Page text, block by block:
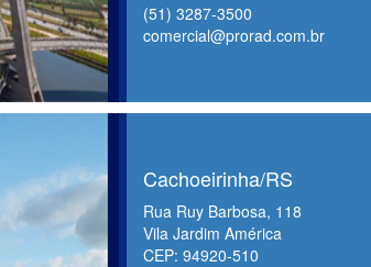
(51) 3287-3500
comercial@prorad.com.br
Cachoeirinha/RS
Rua Ruy Barbosa, 118
Vila Jardim América
CEP: 94920-510